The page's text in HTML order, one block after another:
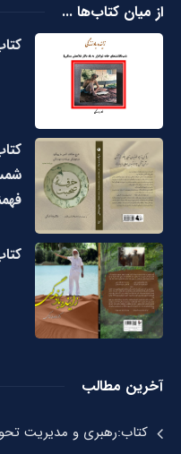
از میان کتاب‌ها ...
آخرین مطالب
کتاب:رهبری و مدیریت